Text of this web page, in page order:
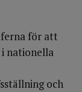
för att
nationella
och